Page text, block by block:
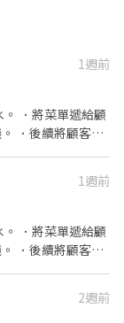
1週前
．將菜單遞給顧
．後續將顧客點
的助手，處理烹飪
責洗、剝、削、
．準備不同餐點
．負責擺盤、打包
1週前
．將菜單遞給顧
．後續將顧客點
的助手，處理烹飪
2週前